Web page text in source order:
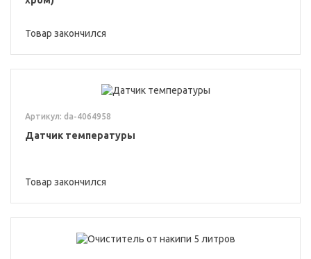
Товар закончился
Артикул: da-4064958
Датчик температуры
Товар закончился